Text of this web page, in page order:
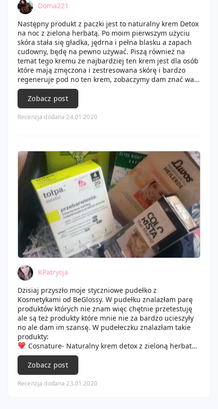
Doma221
Następny produkt z paczki jest to naturalny krem Detox
na noc z zielona herbatą. Po moim pierwszym użyciu
skóra stała się gładka, jędrna i pełna blasku a zapach
cudowny, będę na pewno używać. Piszą również na
temat tego kremu że najbardziej ten krem jest dla osób
które mają zmęczona i zestresowana skórę i bardzo
regeneruje pod no ten krem, zobaczymy dam znać wam
co o nim sądzę.
Zobacz post
Recenzja dodana 24.01.2020
KPatrycja
Dzisiaj przyszło moje styczniowe pudełko z
Kosmetykami od BeGlossy. W pudełku znalazłam parę
produktów których nie znam więc chętnie przetestuję
ale są też produkty które mnie nie za bardzo ucieszyły
no ale dam im szansę. W pudełeczku znalazłam takie
produkty:
Cosnature- Naturalny krem detox z zieloną herbatą
firmę już znam i liczę że ten produkt też będzie
strzałem w dziesiątkę a z racji że kremów mam pełno to
poczeka w kolejce aż przyjdzie na niego czas,
Opakowanie to tubka o poj 50ml więc wystarczy na
Zobacz post
Recenzja dodana 23.01.2020